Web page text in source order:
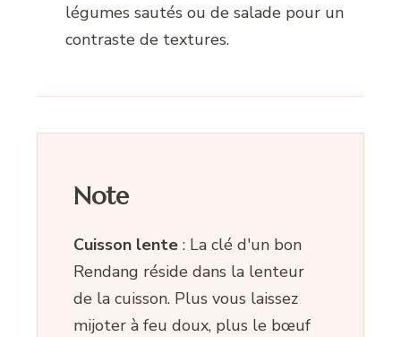
légumes sautés ou de salade pour un
contraste de textures.
Note
Cuisson lente : La clé d'un bon
Rendang réside dans la lenteur
de la cuisson. Plus vous laissez
mijoter à feu doux, plus le bœuf